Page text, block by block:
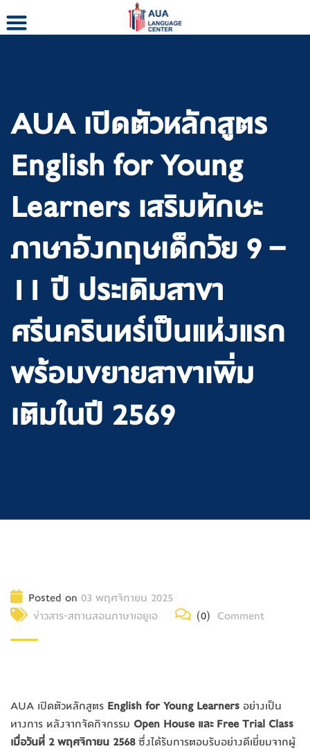
AUA เปิดตัวหลักสูตร
English for Young
Learners เสริมทักษะ
ภาษาอังกฤษเด็กวัย 9 –
11 ปี ประเดิมสาขา
ศรีนครินทร์เป็นแห่งแรก
พร้อมขยายสาขาเพิ่ม
เติมในปี 2569
Posted on 03 พฤศจิกายน 2025
ข่าวสาร-สถานสอนภาษาเอยูเอ
(0) Comment
AUA เปิดตัวหลักสูตร English for Young Learners อย่างเป็น
ทางการ หลังจากจัดกิจกรรม Open House และ Free Trial Class
เมื่อวันที่ 2 พฤศจิกายน 2568ซึ่งได้รับการตอบรับอย่างดีเยี่ยมจากผู้